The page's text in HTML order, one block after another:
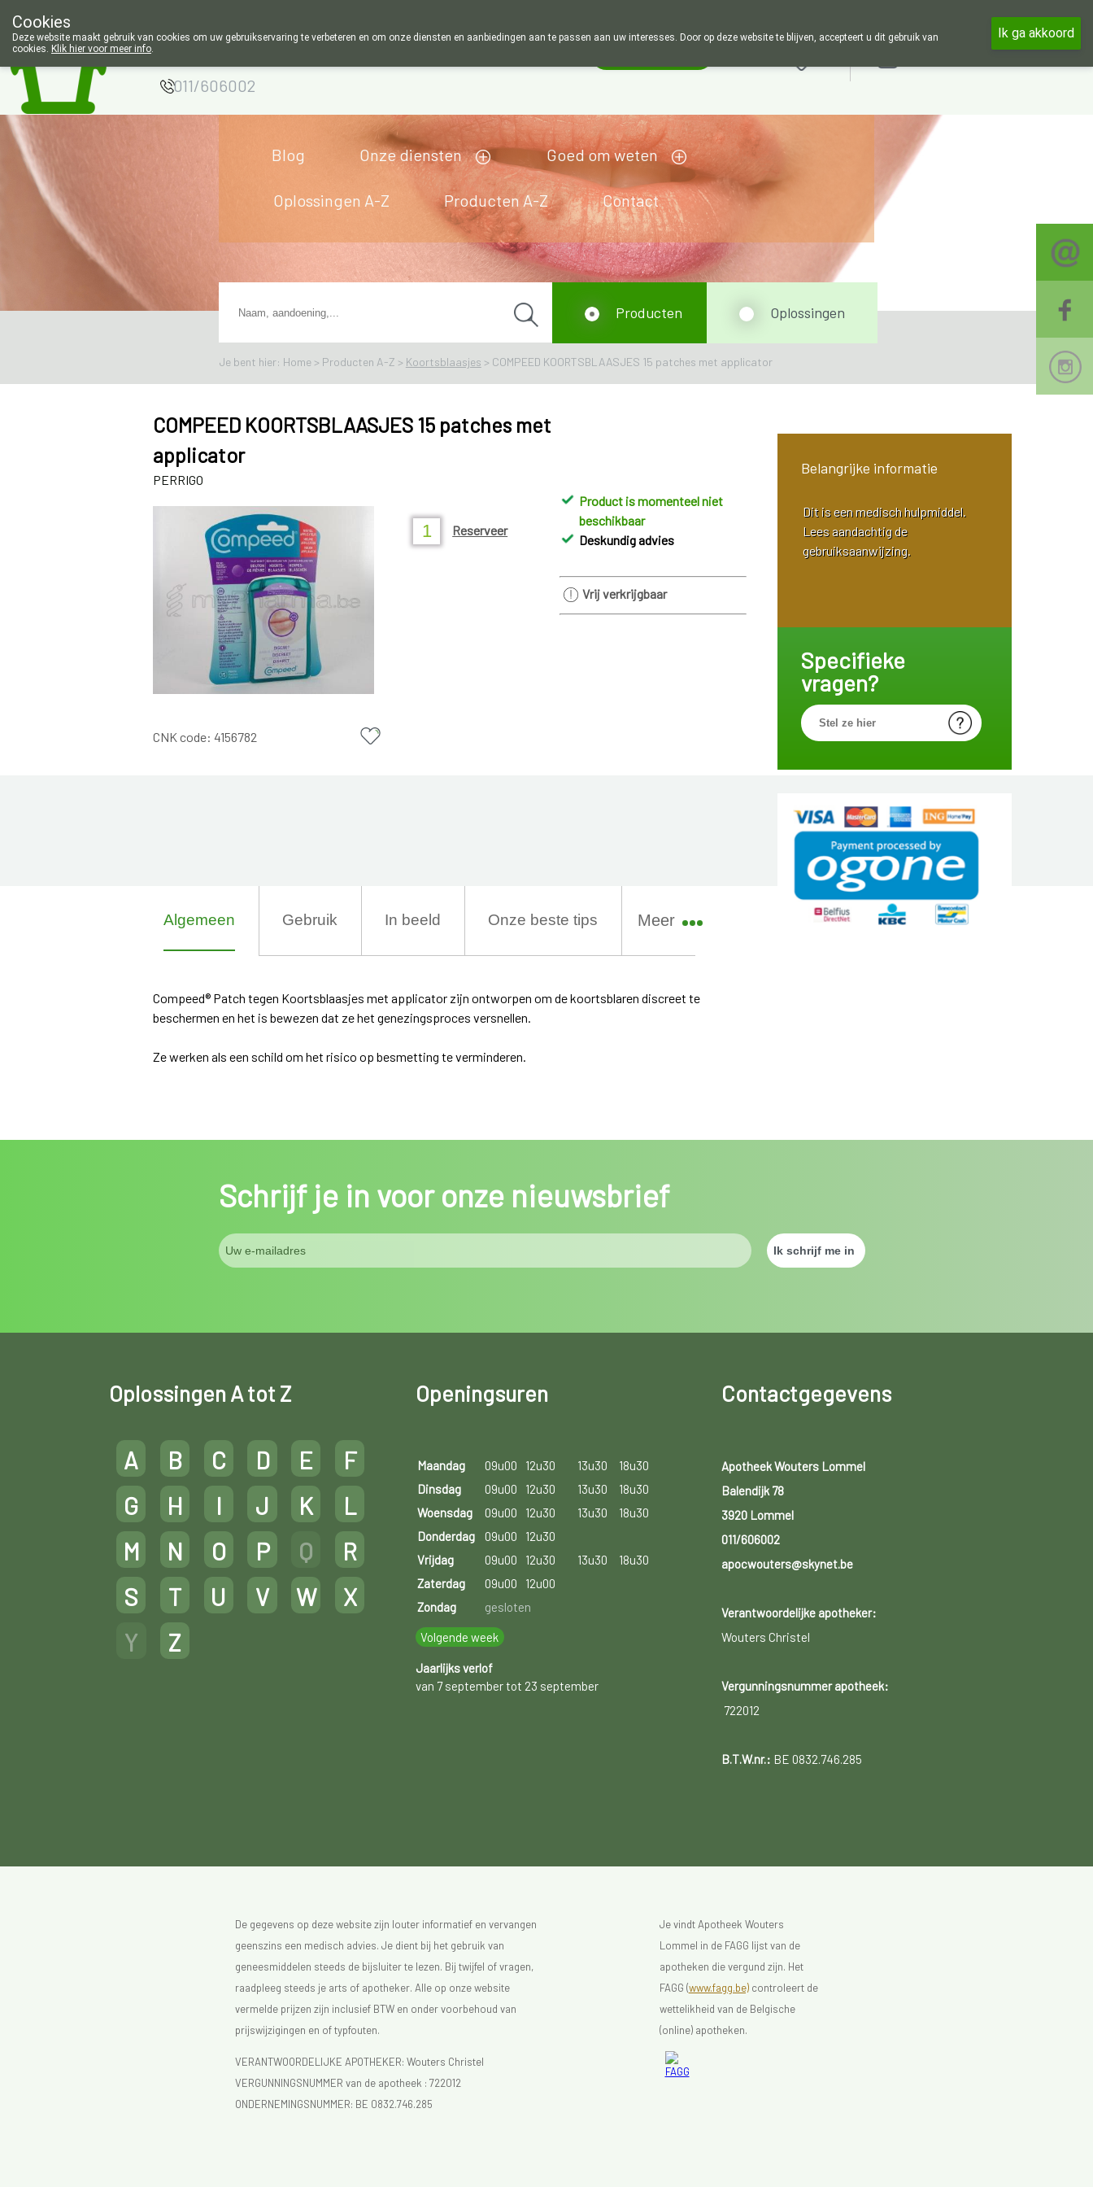
Apotheek Wouters
011/606002
Blog Onze diensten Goed om weten
Oplossingen A-Z Producten A-Z Contact
Je bent hier: Home > Producten A-Z > Koortsblaasjes > COMPEED KOORTSBLAASJES 15 patches met applicator
Producten Oplossingen
COMPEED KOORTSBLAASJES 15 patches met
applicator
PERRIGO
Reserveer
CNK code:4156782
Product is momenteel niet
beschikbaar
Deskundig advies
Vrij verkrijgbaar
Belangrijke informatie
Dit is een medisch hulpmiddel.
Lees aandachtig de
gebruiksaanwijzing.
Specifieke
vragen?
Algemeen Gebruik In beeld Onze beste tips Meer
Compeed® Patch tegen Koortsblaasjes met applicator zijn ontworpen om de koortsblaren discreet te
beschermen en het is bewezen dat ze het genezingsproces versnellen.
Ze werken als een schild om het risico op besmetting te verminderen.
Schrijf je in voor onze nieuwsbrief
Oplossingen A tot Z
A B C D E
F
G
H I J K
L
M
N O P Q
R
S
T U V W
X
Y
Z
Openingsuren
Maandag 09u00 12u30 13u30
18u30
Dinsdag
09u00 12u30 13u30
18u30
Woensdag
09u00 12u30 13u30
18u30
Donderdag
09u00
12u30
Vrijdag
09u00 12u30 13u30
18u30
Zaterdag
09u00
12u00
Zondag
gesloten
Volgende week
Jaarlijks verlof
van 7 september tot 23 september
Contactgegevens
Apotheek Wouters Lommel
Balendijk 78
3920 Lommel
011/606002
apocwouters@skynet.be
Verantwoordelijke apotheker:
Wouters Christel
Vergunningsnummer apotheek:
722012
B.T.W.nr.: BE 0832.746.285
De gegevens op deze website zijn louter informatief en vervangen
geenszins een medisch advies. Je dient bij het gebruik van
geneesmiddelen steeds de bijsluiter te lezen. Bij twijfel of vragen,
raadpleeg steeds je arts of apotheker. Alle op onze website
vermelde prijzen zijn inclusief BTW en onder voorbehoud van
prijswijzigingen en of typfouten.
VERANTWOORDELIJKE APOTHEKER: Wouters Christel
VERGUNNINGSNUMMER van de apotheek : 722012
ONDERNEMINGSNUMMER: BE 0832.746.285
Je vindt Apotheek Wouters
Lommel in de FAGG lijst van de
apotheken die vergund zijn. Het
FAGG (www.fagg.be)controleert de
wettelikheid van de Belgische
(online) apotheken.
Cookies
Deze website maakt gebruik van cookies om uw gebruikservaring te verbeteren en om onze diensten en aanbiedingen aan te passen aan uw interesses. Door op deze website te blijven, accepteert u dit gebruik van
cookies. Klik hier voor meer info.
Ik ga akkoord